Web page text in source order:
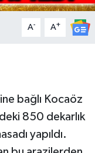
A- A+
bağlı Kocaöz
850 dekarlık
yapıldı.